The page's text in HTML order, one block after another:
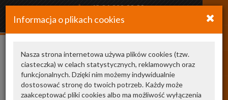
+48 34 366 20 20
arkozamowienia@gmail.com
Informacja o plikach cookies
Nasza strona internetowa używa plików cookies (tzw.
ciasteczka) w celach statystycznych, reklamowych oraz
funkcjonalnych. Dzięki nim możemy indywidualnie
dostosować stronę do twoich potrzeb. Każdy może
zaakceptować pliki cookies albo ma możliwość wyłączenia
Kategoria Producent
UKŁAD NAPĘDOWY 1741